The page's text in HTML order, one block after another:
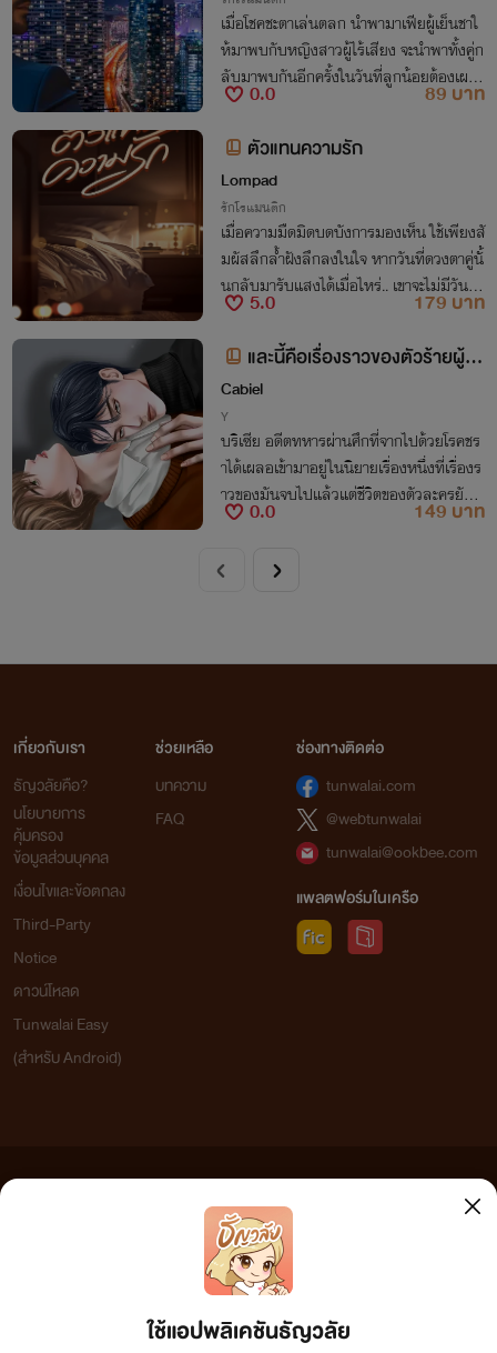
เมื่อโชคชะตาเล่นตลก นำพามาเฟียผู้เย็นชาใ
ห้มาพบกับหญิงสาวผู้ไร้เสียง จะนำพาทั้งคู่ก
ลับมาพบกันอีกครั้งในวันที่ลูกน้อยต้องเผชิ
ญวิกฤต บททดสอบครั้งใหม่ของหัวใจ
0.0
89 บาท
ตัวแทนความรัก
Lompad
รักโรแมนติก
เมื่อความมืดมิดบดบังการมองเห็น ใช้เพียงสั
มผัสลึกล้ำฝังลึกลงในใจ หากวันที่ดวงตาคู่นั้
นกลับมารับแสงได้เมื่อไหร่.. เขาจะไม่มีวันรู้เ
ลยว่าเธอมีตัวตน
5.0
179 บาท
และนี้คือเรื่องราวของตัวร้ายผู้ตา
บอด
Cabiel
Y
บริเซีย อดีตทหารผ่านศึกที่จากไปด้วยโรคชร
าได้เผลอเข้ามาอยู่ในนิยายเรื่องหนึ่งที่เรื่องร
าวของมันจบไปแล้วแต่ชีวิตของตัวละครยังค
งต้องดำเนินต่อไปตัวร้ายผู้ตาบอดคนนั้นอดีต
0.0 149 บาท
ใช้แอปพลิเคชันธัญวลัย
เกี่ยวกับเรา
ธัญวลัยคือ?
นโยบายการ
คุ้มครอง
ข้อมูลส่วนบุคคล
เงื่อนไขและข้อตกลง
Third-Party
Notice
ดาวน์โหลด
Tunwalai Easy
(สำหรับ Android)
ช่วยเหลือ
บทความ
FAQ
ช่องทางติดต่อ
tunwalai.com
@webtunwalai
tunwalai@ookbee.com
แพลตฟอร์มในเครือ
เว็บไซต์แห่งนี้ไม่ได้เห็นด้วยและไม่ขอรับผิดชอบต่อข้อความใดๆ ทั้งสิ้น ดังนั้นผู้อ่านทุกท่านโปรดใช้
วิจารณญาณในการกลั่นกรองด้วยตนเอง และหากท่านพบข้อความใดๆ ที่ขัดต่อกฎหมายและศีลธรรม
กรุณาแจ้งมาที่ tunwalai@ookbee.com เพื่อทีมงานจะได้ดำเนินการในทันที ทั้งนี้ ทางเว็บไซต์ขอสงวน
ลิขสิทธิ์ตามพระราชบัญญัติลิขสิทธิ์ (ฉบับเพิ่มเติม) พ.ศ.2558